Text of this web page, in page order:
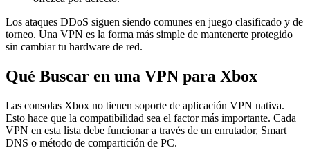
Los ataques DDoS siguen siendo comunes en juego clasificado y de
torneo. Una VPN es la forma más simple de mantenerte protegido
sin cambiar tu hardware de red.
Qué Buscar en una VPN para Xbox
Las consolas Xbox no tienen soporte de aplicación VPN nativa.
Esto hace que la compatibilidad sea el factor más importante. Cada
VPN en esta lista debe funcionar a través de un enrutador, Smart
DNS o método de compartición de PC.